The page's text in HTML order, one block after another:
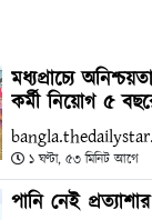
মধ্যপ্রাচ্যে
কর্মী নিয়োগ ৫
১ ঘণ্টা, ৫৩ মিনিট আগে
পানি নেই